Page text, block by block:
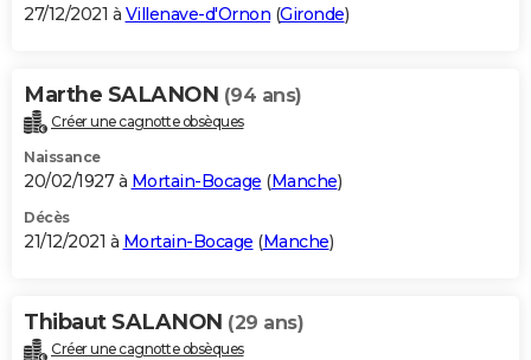
27/12/2021 à Villenave-d'Ornon (Gironde)
Marthe SALANON (94 ans)
Créer une cagnotte obsèques
Naissance
20/02/1927 à Mortain-Bocage (Manche)
Décès
21/12/2021 à Mortain-Bocage (Manche)
Thibaut SALANON (29 ans)
Créer une cagnotte obsèques